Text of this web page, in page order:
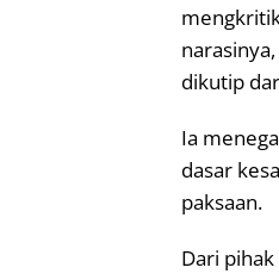
dikutip
Ia
dasar
paksaan.
Dari